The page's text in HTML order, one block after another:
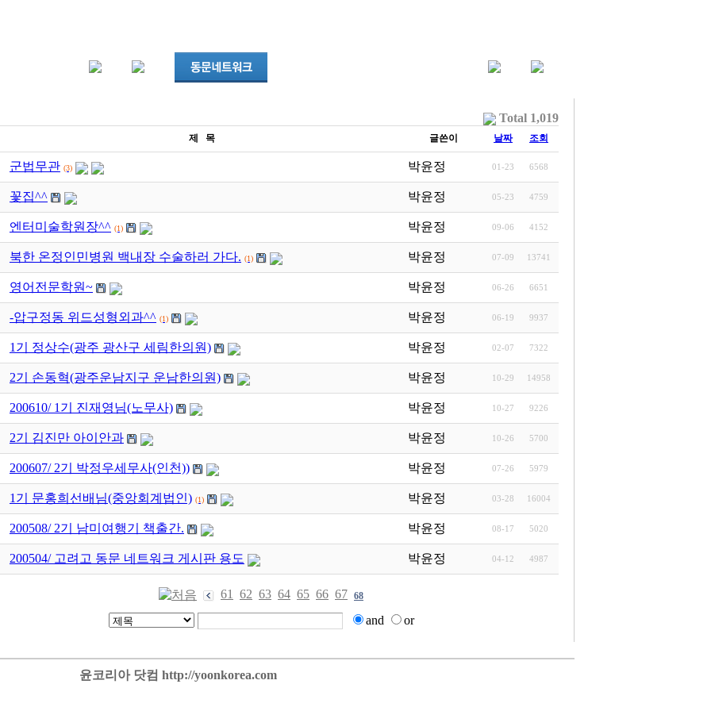
Total 1,019
제 목 글쓴이 날짜 조회
군법무관 (3) 박윤정 01-23 6568
꽃집^^ 박윤정 05-23 4759
엔터미술학원장^^ (1) 박윤정 09-06 4152
북한 온정인민병원 백내장 수술하러 가다. (1) 박윤정 07-09 13741
영어전문학원~ 박윤정 06-26 6651
-압구정동 위드성형외과^^ (1) 박윤정 06-19 9937
1기 정상수(광주 광산구 세림한의원) 박윤정 02-07 7322
2기 손동혁(광주운남지구 운남한의원) 박윤정 10-29 14958
200610/ 1기 진재영님(노무사) 박윤정 10-27 9226
2기 김진만 아이안과 박윤정 10-26 5700
200607/ 2기 박정우세무사(인천)) 박윤정 07-26 5979
1기 문홍희선배님(중앙회계법인) (1) 박윤정 03-28 16004
200508/ 2기 남미여행기 책출간. 박윤정 08-17 5020
200504/ 고려고 동문 네트워크 게시판 용도 박윤정 04-12 4987
61 62 63 64 65 66 67 68
and or
윤코리아 닷컴 http://yoonkorea.com